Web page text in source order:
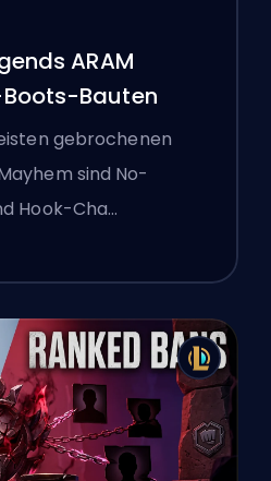
ARAM
Bauten
gebrochenen
sind No-
Hook-Cha…